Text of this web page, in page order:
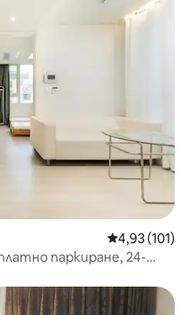
Средна
4,93 (101)
паркиране, 24-